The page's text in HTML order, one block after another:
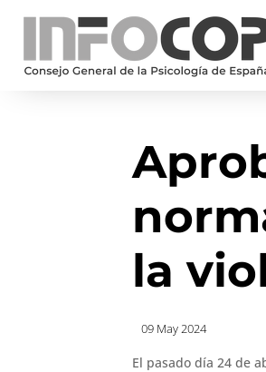
la
09 May 2024
El pasado día 24 de